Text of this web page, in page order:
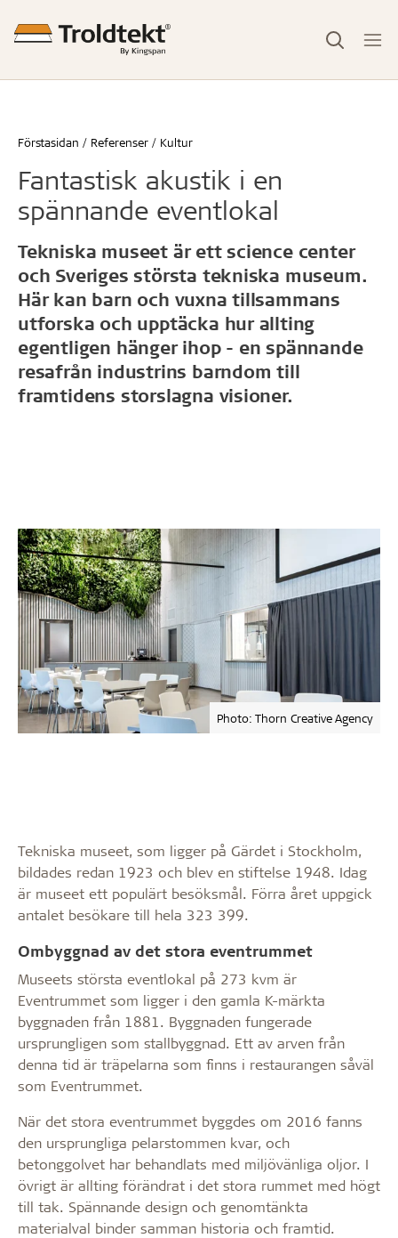
Förstasidan Referenser Kultur
Fantastisk akustik i en
spännande eventlokal
Tekniska museet är ett science center
och Sveriges största tekniska museum.
Här kan barn och vuxna tillsammans
utforska och upptäcka hur allting
egentligen hänger ihop - en spännande
resafrån industrins barndom till
framtidens storslagna visioner.
Photo: Thorn Creative Agency
Tekniska museet, som ligger på Gärdet i Stockholm,
bildades redan 1923 och blev en stiftelse 1948. Idag
är museet ett populärt besöksmål. Förra året uppgick
antalet besökare till hela 323 399.
Ombyggnad av det stora eventrummet
Museets största eventlokal på 273 kvm är
Eventrummet som ligger i den gamla K-märkta
byggnaden från 1881. Byggnaden fungerade
ursprungligen som stallbyggnad. Ett av arven från
denna tid är träpelarna som finns i restaurangen såväl
som Eventrummet.
När det stora eventrummet byggdes om 2016 fanns
den ursprungliga pelarstommen kvar, och
betonggolvet har behandlats med miljövänliga oljor. I
övrigt är allting förändrat i det stora rummet med högt
till tak. Spännande design och genomtänkta
materialval binder samman historia och framtid.